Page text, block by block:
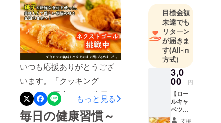
月間、温かく見守りいただ
きありがとうございまし
た。ご支援いただいた皆様
には、銚子冬キャベツの一
番の旬のころ、年明けを見
計らって仕入れて調理、発
送させていただきますの
で、今しばらくお待ちくだ
さいませ。また、皆様にい
いつも応援ありがとうござ
います。『クッキング
DEN』の田中です。先日
は、自家製甘酒と甘酒
もっと見る
毎日の健康習慣～
モットー
に、近隣の
企業や一般
のお客様の
他、高齢者
への配食を
行っており
ます。
1996年より
千葉県銚子
市、2011年
目標金額
未達でも
リターン
が届きま
す(All-in
方式)
3,0
00 円
【ロー
ルキャ
ベツお
試し支援